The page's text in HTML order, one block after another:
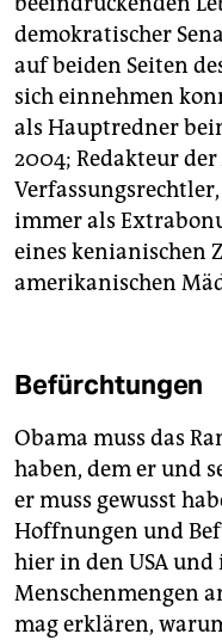
demokratischer
auf beiden Seiten
sich einnehmen
als Hauptredner
2004; Redakteur der
immer als
eines kenianischen
amerikanischen
Befürchtungen
Obama muss das
haben, dem er und
er muss gewusst
Hoffnungen und
hier in den USA
Menschenmengen
mag erklären,